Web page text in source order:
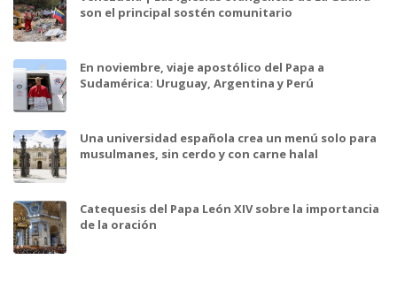
son el principal sostén comunitario
En noviembre, viaje apostólico del Papa a
Sudamérica: Uruguay, Argentina y Perú
Una universidad española crea un menú solo para
musulmanes, sin cerdo y con carne halal
Catequesis del Papa León XIV sobre la importancia
de la oración